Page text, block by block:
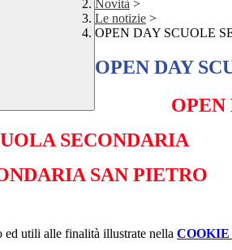
Novità >
Le notizie >
OPEN DAY SCUOLE
OPEN DAY
OPEN
ed utili alle finalità illustrate nella